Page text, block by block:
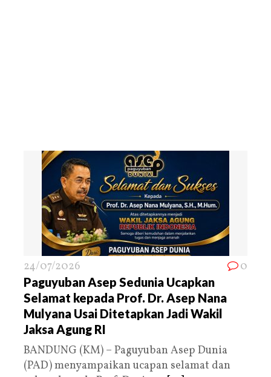
24/07/2026 0
Paguyuban Asep Sedunia Ucapkan
Selamat kepada Prof. Dr. Asep Nana
Mulyana Usai Ditetapkan Jadi Wakil
Jaksa Agung RI
BANDUNG (KM) – Paguyuban Asep Dunia
(PAD) menyampaikan ucapan selamat dan